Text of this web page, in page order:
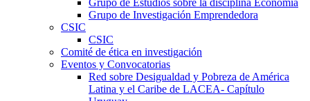
Grupo de Estudios sobre la disciplina Economía
Grupo de Investigación Emprendedora
CSIC
CSIC
Comité de ética en investigación
Eventos y Convocatorias
Red sobre Desigualdad y Pobreza de América
Latina y el Caribe de LACEA- Capítulo